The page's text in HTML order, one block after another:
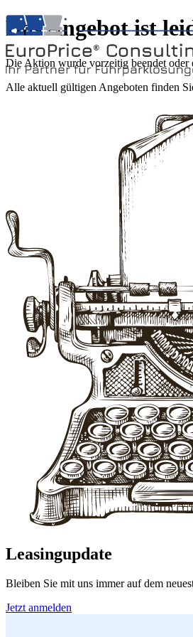
Das Angebot ist
Die Aktion wurde vorzeitig beendet oder
Alle aktuell gültigen Angeboten finden
Leasingupdate
Bleiben Sie mit uns immer auf dem
Jetzt anmelden